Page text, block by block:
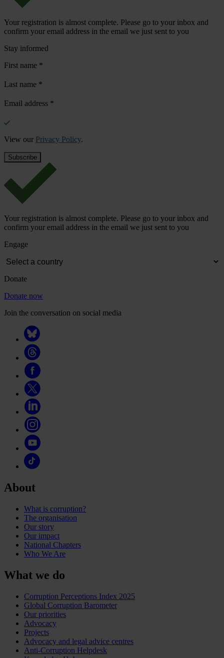
Your registration is almost complete. Please go to your inbox and
confirm your email address in the email we just sent to you
Stay informed
First name *
Last name *
Email address *
View our Privacy Policy.
Your registration is almost complete. Please go to your inbox and
confirm your email address in the email we just sent to you
Engage
Donate
Donate now
Join the conversation on social media
About
What is corruption?
The organisation
Our story
Our impact
National Chapters
Who We Are
What we do
Corruption Perceptions Index 2025
Global Corruption Barometer
Our priorities
Advocacy
Projects
Advocacy and legal advice centres
Anti-Corruption Helpdesk